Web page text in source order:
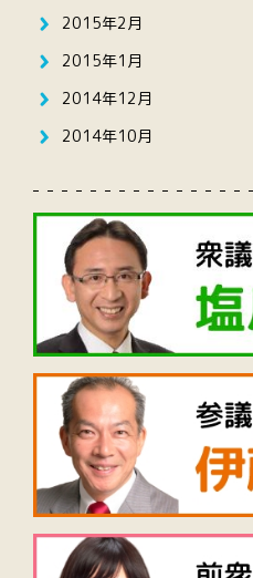
2015年2月
2015年1月
2014年12月
2014年10月